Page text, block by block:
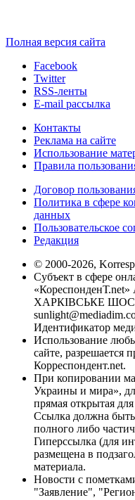
Полная версия сайта
Facebook
Twitter
RSS-ленты
E-mail рассылка
Контакты
Реклама на сайте
Использование
Правила
Договор
Политика в сфере
данных
Пользовательское
Редакция
© 2000-2026,
Субъект в сфере
«КореспонденТ.net»
ХАРКІВСЬКЕ ШОСЕ,
Идентификатор
Использование
сайте, разрешается
Корреспондент.net.
При копировании
Украины и мира»,
прямая открытая
Ссылка должна
полного либо
Гиперссылка (для
размещена в
материала.
Новости с
"Заявление",